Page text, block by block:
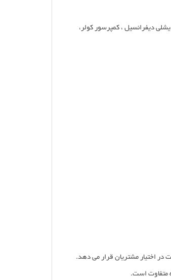
دیفرانسیل ، کمپرسور کولر،
در اختیار مشتریان قرار می دهد.
متفاوت است.